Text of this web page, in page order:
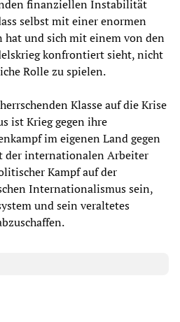
finanziellen Instabilität
selbst mit einer enormen
hat und sich mit einem von den
konfrontiert sieht, nicht
Rolle zu spielen.
Klasse auf die Krise
ist Krieg gegen ihre
im eigenen Land gegen
der internationalen Arbeiter
Kampf auf der
Internationalismus sein,
und sein veraltetes